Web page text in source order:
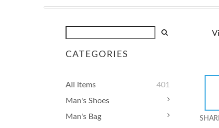
CATEGORIES
All Items
401
Man's Shoes
Man's Bag